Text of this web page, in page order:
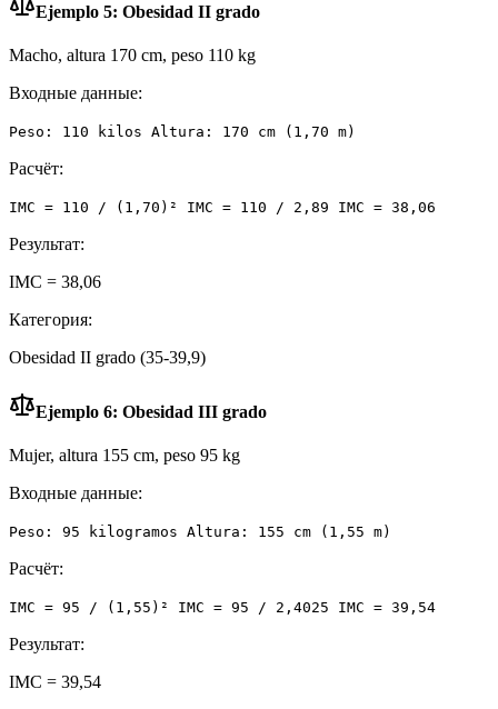
Ejemplo 5: Obesidad II grado
Macho, altura 170 cm, peso 110 kg
Входные данные:
Peso: 110 kilos Altura: 170 cm (1,70 m)
Расчёт:
IMC = 110 / (1,70)² IMC = 110 / 2,89 IMC = 38,06
Результат:
IMC = 38,06
Категория:
Obesidad II grado (35-39,9)
Ejemplo 6: Obesidad III grado
Mujer, altura 155 cm, peso 95 kg
Входные данные:
Peso: 95 kilogramos Altura: 155 cm (1,55 m)
Расчёт:
IMC = 95 / (1,55)² IMC = 95 / 2,4025 IMC = 39,54
Результат:
IMC = 39,54